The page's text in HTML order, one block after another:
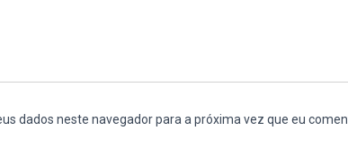
dados neste navegador para a próxima vez que eu